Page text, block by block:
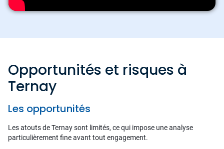
Opportunités et risques à
Ternay
Les opportunités
Les atouts de Ternay sont limités, ce qui impose une analyse
particulièrement fine avant tout engagement.